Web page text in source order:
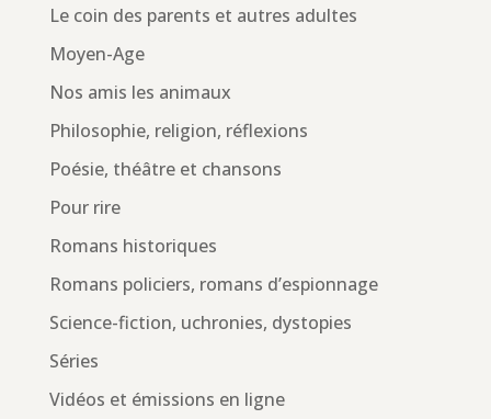
Le coin des parents et autres adultes
Moyen-Age
Nos amis les animaux
Philosophie, religion, réflexions
Poésie, théâtre et chansons
Pour rire
Romans historiques
Romans policiers, romans d’espionnage
Science-fiction, uchronies, dystopies
Séries
Vidéos et émissions en ligne